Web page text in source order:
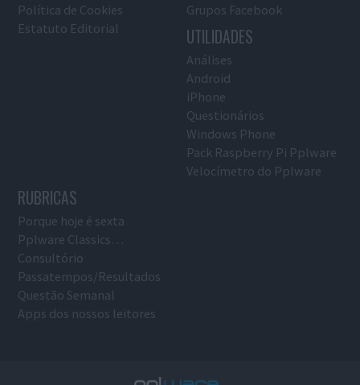
Política de Cookies
Estatuto Editorial
Grupos Facebook
UTILIDADES
Análises
Android
iPhone
Questionários
Windows Phone
Pack Raspberry Pi Pplware
Velocímetro do Pplware
RUBRICAS
Porque hoje é sexta
Pplware Classics…
Consultório
Passatempos/Resultados
Questão Semanal
Apps dos nossos leitores